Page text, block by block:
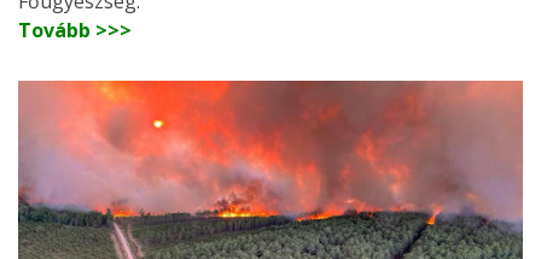
Tovább >>>